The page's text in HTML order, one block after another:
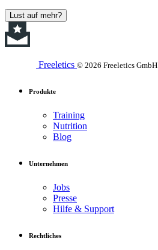
Lust auf mehr?
Freeletics © 2026 Freeletics GmbH
Produkte
Training
Nutrition
Blog
Unternehmen
Jobs
Presse
Hilfe & Support
Rechtliches